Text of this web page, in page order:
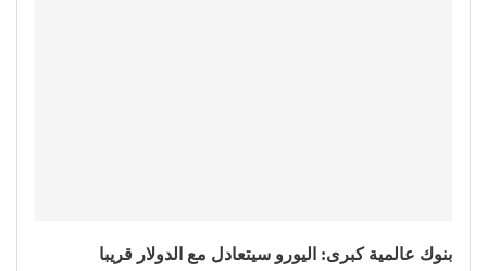
بنوك عالمية كبرى: اليورو سيتعادل مع الدولار قريبا